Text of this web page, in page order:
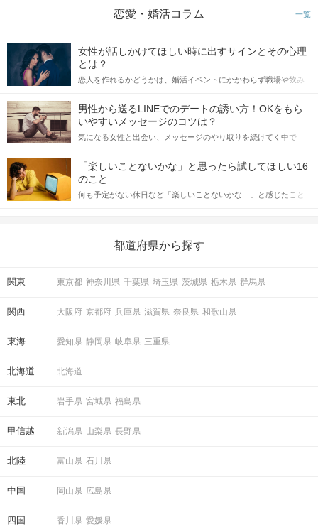
恋愛・婚活コラム 一覧
女性が話しかけてほしい時に出すサインとその心理
とは？
恋人を作れるかどうかは、婚活イベントにかかわらず職場や飲み
てアプローチできるかにも左右されます。 これから恋人作りを本
格的に始めようとしている方は、女性が異性を求めて出すサイン
をしっかりと理解し、正しい行動に移せるかどうかが重要。 この
記事では、女性が話しかけて欲しい時に出すサインとその心理を
合にどのような行動に繋げるべきかをご紹介していきます。
男性から送るLINEでのデートの誘い方！OKをもら
いやすいメッセージのコツは？
気になる女性と出会い、メッセージのやり取りを続けてく中で
しかし、中には「どう誘ったらいいの？」とお困りの男性もいら
っしゃるのではないでしょうか。 そこで今回は、男性から女性へ
送るLINEでのデートの誘い方のコツをご紹介します。例文も混じ
えながら解説するので、ぜひ参考にしてください。
「楽しいことないかな」と思ったら試してほしい16
のこと
何も予定がない休日など「楽しいことないかな…」と感じたこと
の楽しいことアイデアを集めました♪ いままさに楽しいことを探し
都道府県から探す
関東 東京都 神奈川県 千葉県 埼玉県 茨城県 栃木県 群馬県
関西 大阪府 京都府 兵庫県 滋賀県 奈良県 和歌山県
東海 愛知県 静岡県 岐阜県 三重県
北海道 北海道
東北 岩手県 宮城県 福島県
甲信越 新潟県 山梨県 長野県
北陸 富山県 石川県
中国 岡山県 広島県
四国 香川県 愛媛県